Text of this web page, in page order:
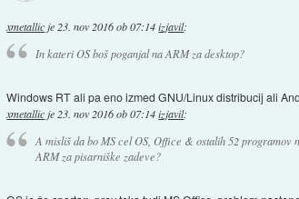
xmetallic je 23. nov 2016 ob 07:14 izjavil:
In kateri OS boš poganjal na ARM za desktop?
Windows RT ali pa eno izmed GNU/Linux distribucij ali
xmetallic je 23. nov 2016 ob 07:14 izjavil:
A misliš da bo MS cel OS, Office & ostalih 52 programov
ARM za pisarniške zadeve?